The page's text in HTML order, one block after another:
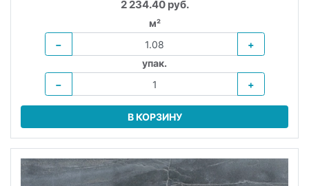
2 234.40 руб.
м²
−
+
упак.
−
+
В КОРЗИНУ